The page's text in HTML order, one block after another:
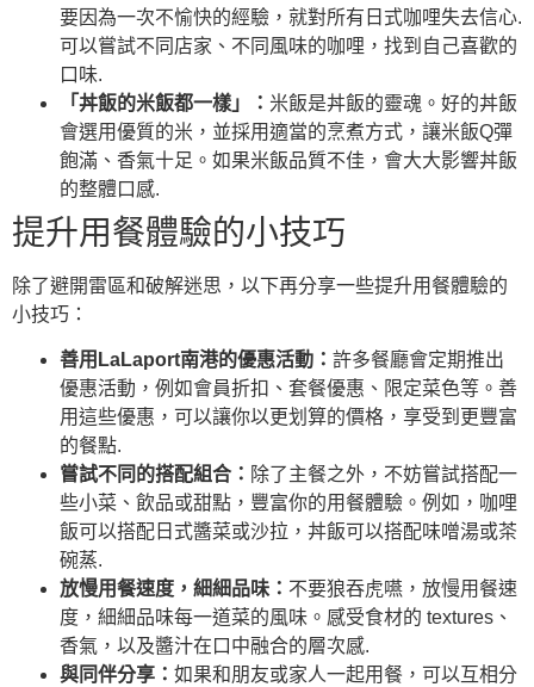
要因為一次不愉快的經驗，就對所有日式咖哩失去信心.
可以嘗試不同店家、不同風味的咖哩，找到自己喜歡的
口味.
「丼飯的米飯都一樣」： 米飯是丼飯的靈魂。好的丼飯
會選用優質的米，並採用適當的烹煮方式，讓米飯Q彈
飽滿、香氣十足。如果米飯品質不佳，會大大影響丼飯
的整體口感.
提升用餐體驗的小技巧
除了避開雷區和破解迷思，以下再分享一些提升用餐體驗的
小技巧：
善用LaLaport南港的優惠活動： 許多餐廳會定期推出
優惠活動，例如會員折扣、套餐優惠、限定菜色等。善
用這些優惠，可以讓你以更划算的價格，享受到更豐富
的餐點.
嘗試不同的搭配組合： 除了主餐之外，不妨嘗試搭配一
些小菜、飲品或甜點，豐富你的用餐體驗。例如，咖哩
飯可以搭配日式醬菜或沙拉，丼飯可以搭配味噌湯或茶
碗蒸.
放慢用餐速度，細細品味： 不要狼吞虎嚥，放慢用餐速
度，細細品味每一道菜的風味。感受食材的 textures、
香氣，以及醬汁在口中融合的層次感.
與同伴分享： 如果和朋友或家人一起用餐，可以互相分